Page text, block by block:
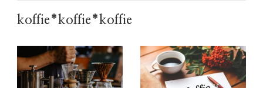
koffie*koffie*koffie